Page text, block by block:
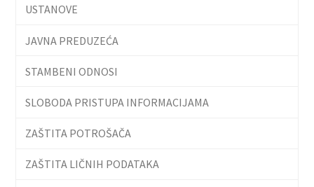
USTANOVE
JAVNA PREDUZEĆA
STAMBENI ODNOSI
SLOBODA PRISTUPA INFORMACIJAMA
ZAŠTITA POTROŠAČA
ZAŠTITA LIČNIH PODATAKA